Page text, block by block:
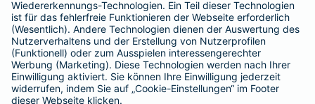
BELIEBTE SEITEN
Kranken-Zusatzversicherung
Tierversicherungen
Haftpflichtversicherung
Hausratversicherung